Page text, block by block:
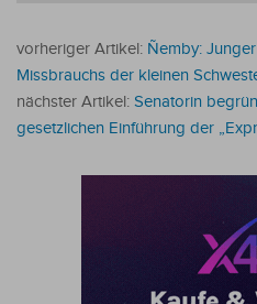
vorheriger Artikel: Ñemby:
Missbrauchs der kleinen
nächster Artikel: Senatorin
gesetzlichen Einführung der